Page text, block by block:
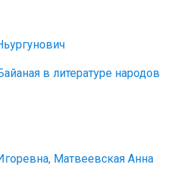
в литературе народов
Матвеевская Анна